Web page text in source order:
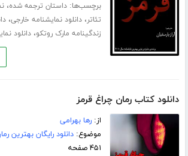
برچسب‌ها:داستان ترجمه شده،
تئاتر،دانلود نمایشنامه خارجی،
زندگینامه مارک روتکو،دانلود
دانلود کتاب رمان چراغ قرمز
از:رها بهرامی
موضوع:دانلود رایگان بهترین
۴۵۱ صفحه